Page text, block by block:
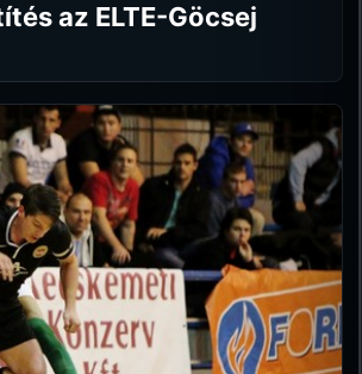
az ELTE-Göcsej